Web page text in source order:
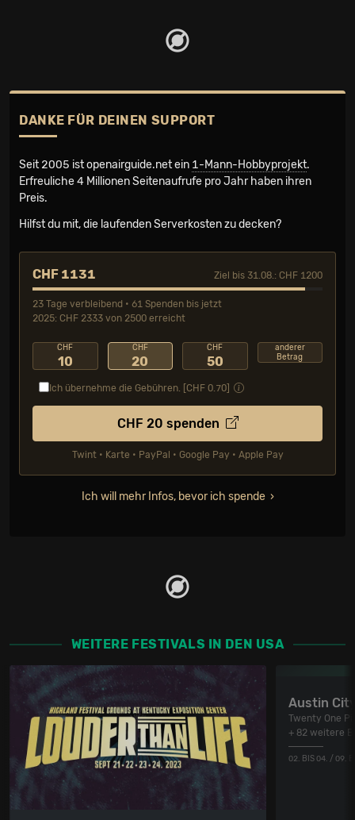
DANKE FÜR DEINEN SUPPORT
Seit 2005 ist openairguide.net ein 1-Mann-Hobbyprojekt.
Erfreuliche 4 Millionen Seiten­aufrufe pro Jahr haben ihren
Preis.
Hilfst du mit, die laufenden Serverkosten zu decken?
CHF 1131 Ziel bis 31.08.: CHF 1200
23 Tage verbleibend • 61 Spenden bis jetzt
2025: CHF 2333 von 2500 erreicht
CHF
10
CHF
20
CHF
50
anderer
Betrag
Ich übernehme die Gebühren. [CHF 0.70]
CHF 20 spenden
Twint • Karte • PayPal • Google Pay • Apple Pay
Ich will mehr Infos, bevor ich spende
WEITERE FESTIVALS IN DEN USA
Austin
Twenty One
+ 82 weitere
02. BIS 04. / 09.